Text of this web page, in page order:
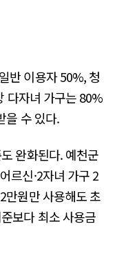
반 이용자 50%, 청
다자녀 가구는 80%
을 수 있다.
완화된다. 예천군
르신·2자녀 가구 2
만원만 사용해도 초
보다 최소 사용금